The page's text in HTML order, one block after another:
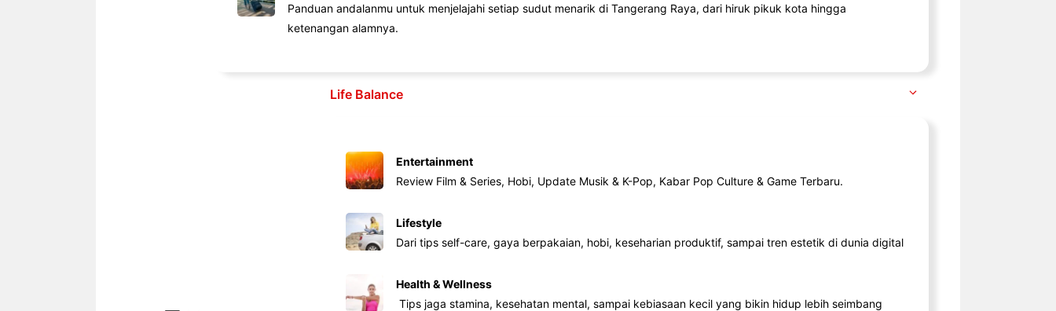
Panduan andalanmu untuk menjelajahi setiap sudut menarik di Tangerang Raya, dari hiruk pikuk kota hingga
ketenangan alamnya.
Life Balance
Entertainment
Review Film & Series, Hobi, Update Musik & K-Pop, Kabar Pop Culture & Game Terbaru.
Lifestyle
Dari tips self-care, gaya berpakaian, hobi, keseharian produktif, sampai tren estetik di dunia digital
Health & Wellness
Tips jaga stamina, kesehatan mental, sampai kebiasaan kecil yang bikin hidup lebih seimbang